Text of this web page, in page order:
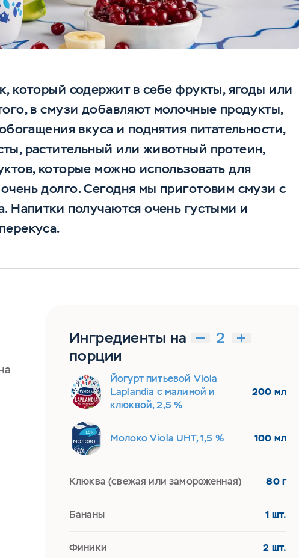
который содержит в себе фрукты, ягоды или
в смузи добавляют молочные продукты,
вкуса и поднятия питательности,
растительный или животный протеин,
которые можно использовать для
долго. Сегодня мы приготовим смузи с
Напитки получаются очень густыми и
Ингредиенты на
порции
Йогурт питьевой Viola
Laplandia с малиной и
клюквой, 2,5 %
200 мл
Молоко Viola UHT, 1,5 % 100 мл
Клюква (свежая или замороженная) 80 г
Бананы 1 шт.
Финики 2 шт.